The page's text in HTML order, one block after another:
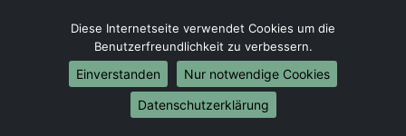
Umzüge-Deutschlandweit
Umzug von Konstanz nach Berlin
Umzug von Konstanz nach Hamburg
Umzug von Konstanz nach München
Umzug von Konstanz nach Köln
Diese Internetseite verwendet Cookies um die
Benutzerfreundlichkeit zu verbessern.
Einverstanden
Nur notwendige Cookies
Datenschutzerklärung